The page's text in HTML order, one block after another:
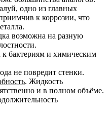
одно из главных
к коррозии, что
возможна на разную
к бактериям и химическим
не повредит стенки.
. Жидкость
и в полном объёме.